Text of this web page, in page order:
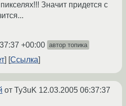
Значит придется с
+00:00 автор топика
Ссылка
от Ty3uK 12.03.2005 06:37:37